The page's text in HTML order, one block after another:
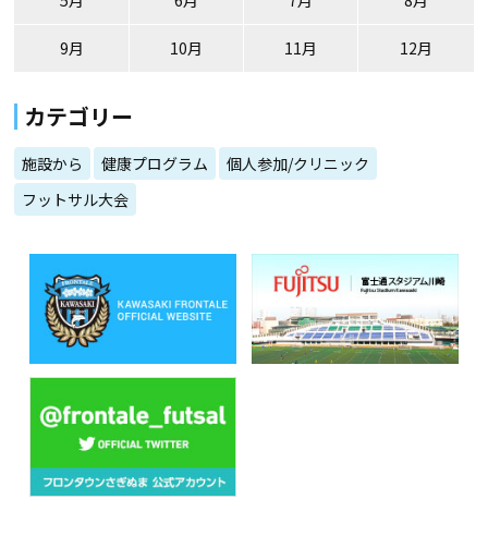
9月 10月 11月 12月
カテゴリー
施設から 健康プログラム
個人参加/クリニック
フットサル大会